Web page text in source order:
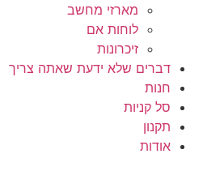
מארזי מחשב
לוחות אם
זיכרונות
דברים שלא ידעת שאתה צריך
חנות
סל קניות
תקנון
אודות